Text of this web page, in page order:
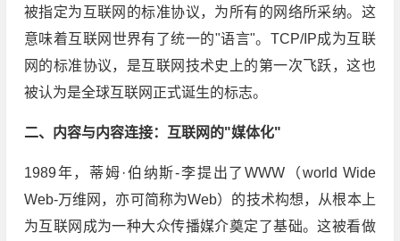
被指定为互联网的标准协议，为所有的网络所采纳。这
意味着互联网世界有了统一的"语言"。TCP/IP成为互联
网的标准协议，是互联网技术史上的第一次飞跃，这也
被认为是全球互联网正式诞生的标志。
二、内容与内容连接：互联网的"媒体化"
1989年，蒂姆·伯纳斯-李提出了WWW（world Wide
Web-万维网，亦可简称为Web）的技术构想，从根本上
为互联网成为一种大众传播媒介奠定了基础。这被看做